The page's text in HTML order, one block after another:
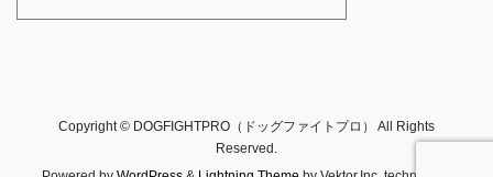
Copyright © DOGFIGHTPRO（ドッグファイトプロ） All Rights
Reserved.